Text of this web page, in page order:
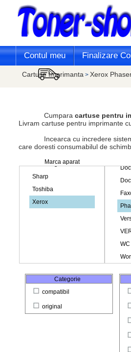
Contul meu Finalizare
Cartuse Imprimanta > Xerox
Cumpara cartuse pentru
Livram cartuse pentru imprimante
Incearca cu incredere sistemul
care doresti consumabilul de
Marca aparat
Categorie
compatibil
original